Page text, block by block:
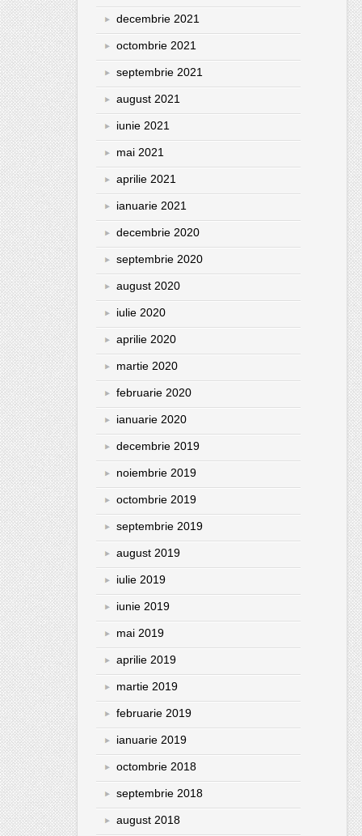
decembrie 2021
octombrie 2021
septembrie 2021
august 2021
iunie 2021
mai 2021
aprilie 2021
ianuarie 2021
decembrie 2020
septembrie 2020
august 2020
iulie 2020
aprilie 2020
martie 2020
februarie 2020
ianuarie 2020
decembrie 2019
noiembrie 2019
octombrie 2019
septembrie 2019
august 2019
iulie 2019
iunie 2019
mai 2019
aprilie 2019
martie 2019
februarie 2019
ianuarie 2019
octombrie 2018
septembrie 2018
august 2018